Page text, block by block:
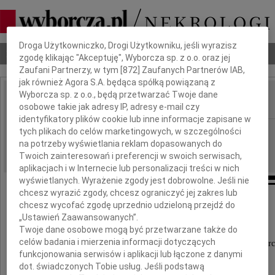
Nekrologi Odeszli Poradnik pogrzebowy
IMIĘ I NAZWISKO:
REGION: Wrocław
DATA EMISJI: 03.11.2023
Iwonie Gertrudziak
wyrazy głębokiego współczucia z powodu
Dbamy o Twoją prywatność
Droga Użytkowniczko, Drogi Użytkowniku, jeśli wyrazisz
zgodę klikając "Akceptuję", Wyborcza sp. z o.o. oraz jej
Zaufani Partnerzy, w tym [872 ] Zaufanych Partnerów IAB,
jak również Agora S.A. będąca spółką powiązaną z
Wyborcza sp. z o.o., będą przetwarzać Twoje dane
osobowe takie jak adresy IP, adresy e-mail czy
identyfikatory plików cookie lub inne informacje zapisane w
tych plikach do celów marketingowych, w szczególności
na potrzeby wyświetlania reklam dopasowanych do
Twoich zainteresowań i preferencji w swoich serwisach,
aplikacjach i w Internecie lub personalizacji treści w nich
wyświetlanych. Wyrażenie zgody jest dobrowolne. Jeśli nie
chcesz wyrazić zgody, chcesz ograniczyć jej zakres lub
chcesz wycofać zgodę uprzednio udzieloną przejdź do
„Ustawień Zaawansowanych”.
Twoje dane osobowe mogą być przetwarzane także do
celów badania i mierzenia informacji dotyczących
funkcjonowania serwisów i aplikacji lub łączone z danymi
dot. świadczonych Tobie usług. Jeśli podstawą